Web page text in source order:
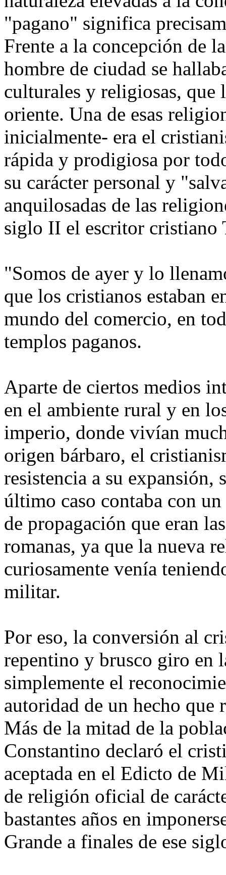
"pagano" significa
Frente a la concepción de
hombre de ciudad se
culturales y religiosas, que
oriente. Una de esas
inicialmente- era el
rápida y prodigiosa por
su carácter personal y
anquilosadas de las
siglo II el escritor cristiano
"Somos de ayer y lo
que los cristianos estaban
mundo del comercio, en
templos paganos.
Aparte de ciertos medios
en el ambiente rural y en
imperio, donde vivían
origen bárbaro, el
resistencia a su expansión,
último caso contaba con
de propagación que eran
romanas, ya que la nueva
curiosamente venía
militar.
Por eso, la conversión al
repentino y brusco giro en
simplemente el
autoridad de un hecho que
Más de la mitad de la
Constantino declaró el
aceptada en el Edicto de
de religión oficial de
bastantes años en
Grande a finales de ese